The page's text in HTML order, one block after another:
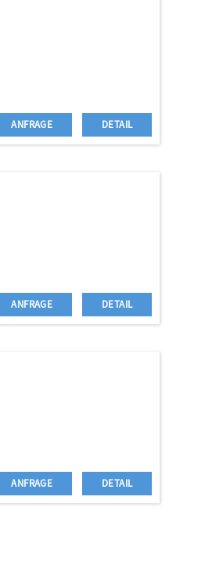
ANFRAGE
DETAIL
ANFRAGE
DETAIL
ANFRAGE DETAIL